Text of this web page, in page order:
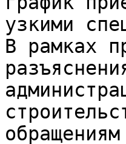
узкими
В рамках